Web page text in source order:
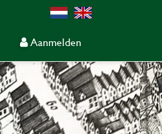
Aanmelden